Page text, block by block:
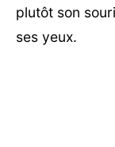
plutôt son
ses yeux.